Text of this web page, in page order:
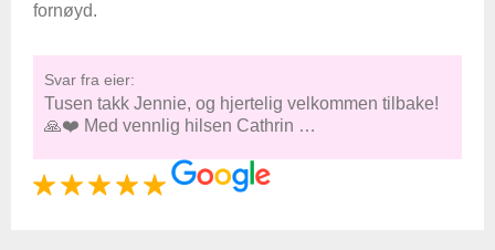
fornøyd.
Svar fra eier:
Tusen takk Jennie, og hjertelig velkommen tilbake!
🙏❤️ Med vennlig hilsen Cathrin …